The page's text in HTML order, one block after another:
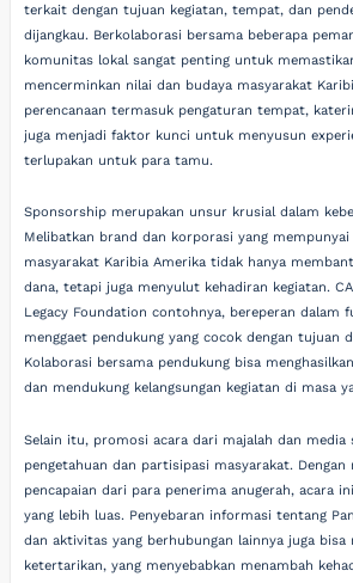
terkait dengan tujuan kegiatan, tempat, dan
dijangkau. Berkolaborasi bersama beberapa
komunitas lokal sangat penting untuk
mencerminkan nilai dan budaya masyarakat
perencanaan termasuk pengaturan tempat,
juga menjadi faktor kunci untuk menyusun
terlupakan untuk para tamu.
Sponsorship merupakan unsur krusial dalam
Melibatkan brand dan korporasi yang mempunyai
masyarakat Karibia Amerika tidak hanya
dana, tetapi juga menyulut kehadiran kegiatan.
Legacy Foundation contohnya, bereperan dalam
menggaet pendukung yang cocok dengan tujuan
Kolaborasi bersama pendukung bisa
dan mendukung kelangsungan kegiatan di masa
Selain itu, promosi acara dari majalah dan media
pengetahuan dan partisipasi masyarakat.
pencapaian dari para penerima anugerah, acara
yang lebih luas. Penyebaran informasi tentang
dan aktivitas yang berhubungan lainnya juga bisa
ketertarikan, yang menyebabkan menambah